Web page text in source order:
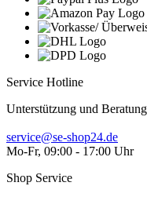
Service Hotline
Unterstützung und
service@se-shop24.de
Mo-Fr, 09:00 - 17:00 Uhr
Shop Service